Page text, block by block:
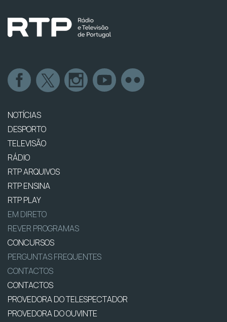
NOTÍCIAS
DESPORTO
TELEVISÃO
RÁDIO
RTP ARQUIVOS
RTP ENSINA
RTP PLAY
EM DIRETO
REVER PROGRAMAS
CONCURSOS
PERGUNTAS FREQUENTES
CONTACTOS
CONTACTOS
PROVEDORA DO TELESPECTADOR
PROVEDORA DO OUVINTE